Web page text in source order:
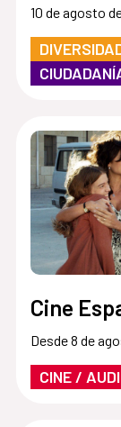
10 de agosto
Cine
Desde 8 de
CINE /